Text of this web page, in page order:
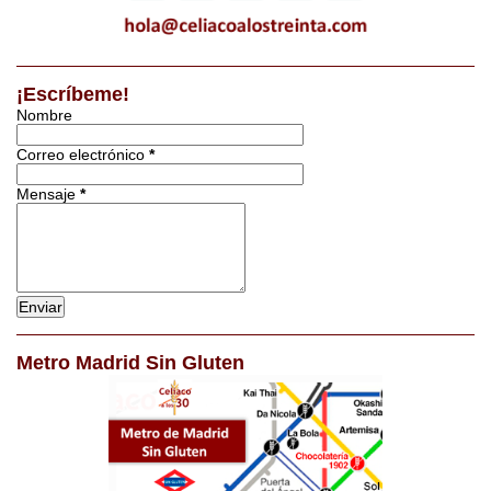
Catas de cerveza
¡Escríbeme!
Nombre
Correo electrónico *
Mensaje *
Metro Madrid Sin Gluten